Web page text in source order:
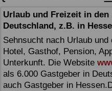
Urlaub und Freizeit in
Deutschland, z.B. in
Sehnsucht nach Urlaub
Hotel, Gasthof, Pension,
Unterkunft. Die Website
als 6.000 Gastgeber in
auch Gastgeber in